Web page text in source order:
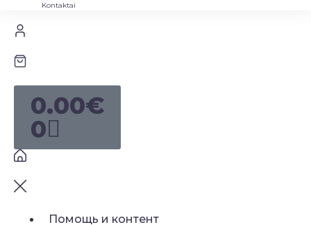
Kontaktai
0.00€
0
Помощь и контент